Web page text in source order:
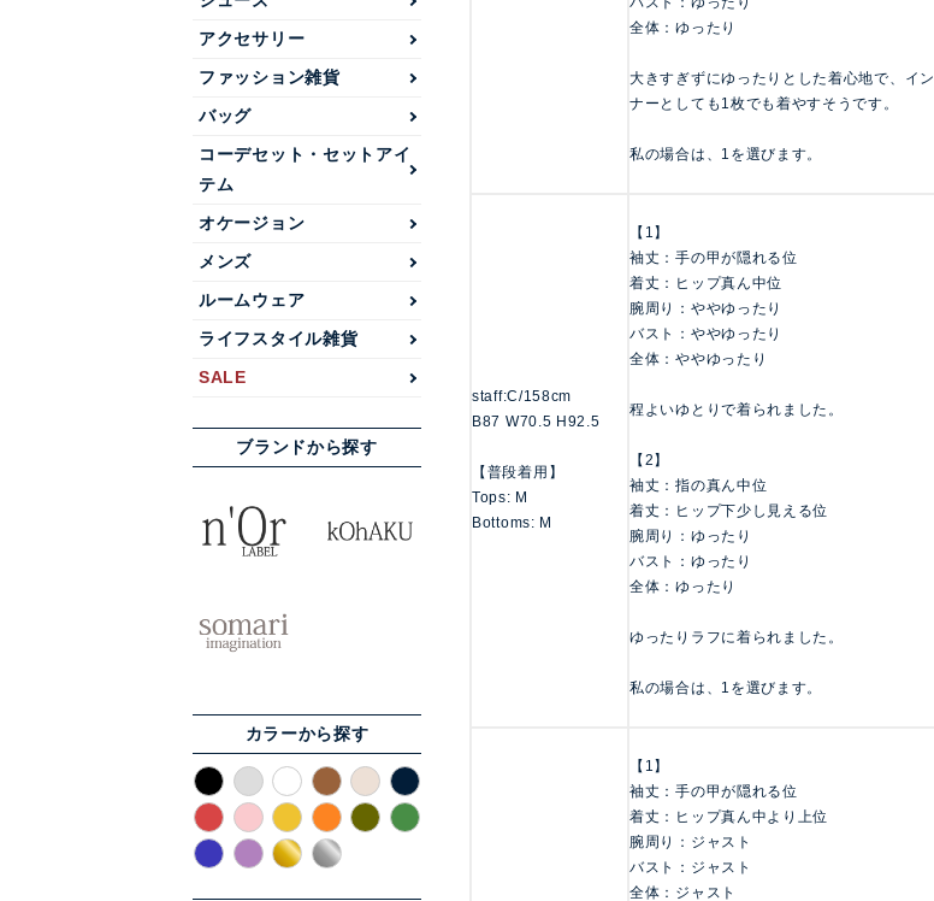
アクセサリー
ファッション雑貨
バッグ
コーデセット・セットアイ
テム
オケージョン
メンズ
ルームウェア
ライフスタイル雑貨
SALE
ブランドから探す
カラーから探す
全体：ゆったり
大きすぎずにゆったりとした着心地で、イン
ナーとしても1枚でも着やすそうです。
私の場合は、1を選びます。
staff:C/158cm
B87 W70.5 H92.5
【普段着用】
Tops: M
Bottoms: M
【1】
袖丈：手の甲が隠れる位
着丈：ヒップ真ん中位
腕周り：ややゆったり
バスト：ややゆったり
全体：ややゆったり
程よいゆとりで着られました。
【2】
袖丈：指の真ん中位
着丈：ヒップ下少し見える位
腕周り：ゆったり
バスト：ゆったり
全体：ゆったり
ゆったりラフに着られました。
私の場合は、1を選びます。
【1】
袖丈：手の甲が隠れる位
着丈：ヒップ真ん中より上位
腕周り：ジャスト
バスト：ジャスト
全体：ジャスト